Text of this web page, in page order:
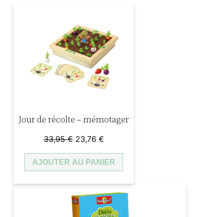
Jour de récolte – mémotager
33,95€ Le
prix
initial
33,95 €.
23,76 €Le
prix
actuel
23,76 €.
AJOUTER AU PANIER